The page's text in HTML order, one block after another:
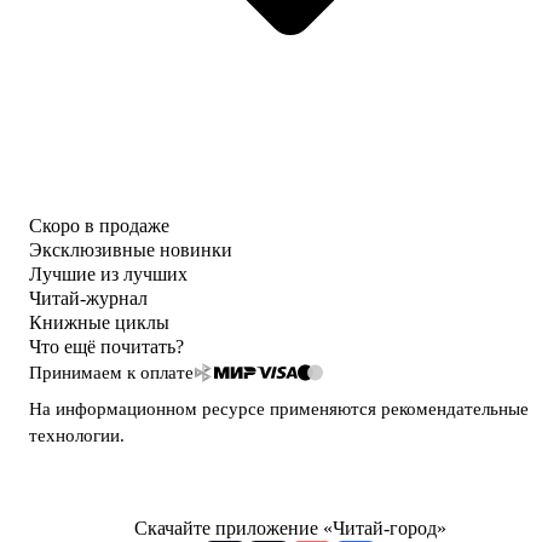
Скоро в продаже
Эксклюзивные новинки
Лучшие из лучших
Читай-журнал
Книжные циклы
Что ещё почитать?
Принимаем к оплате
На информационном ресурсе применяются рекомендательные
технологии.
Скачайте приложение «Читай-город»